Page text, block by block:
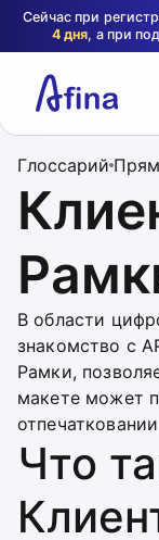
Сейчас при
4 дня, а при
Глоссарий
В области
знакомство с
Рамки,
макете может
Что